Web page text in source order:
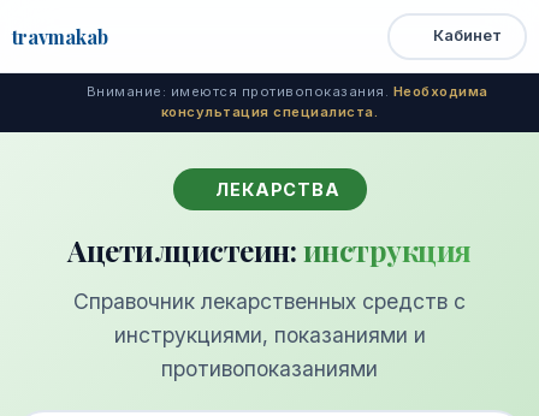
travmakab
Открыть
меню
Быстрый
доступ
Кабинет
Внимание: имеются противопоказания. Необходима
консультация специалиста.
ЛЕКАРСТВА
Ацетилцистеин:инструкция
Справочник лекарственных средств с
инструкциями, показаниями и
противопоказаниями